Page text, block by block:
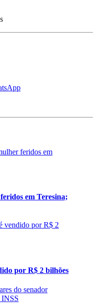
em Teresina;
por R$ 2 bilhões